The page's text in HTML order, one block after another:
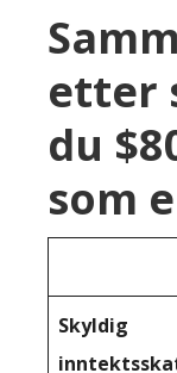
etter
du
som
Skyldig